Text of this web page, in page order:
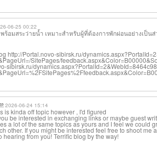
06-25 00:22
ร้อมสระว่ายน้ำ เหมาะสำหรับผู้ที่ต้องการพักผ่อนอย่างเป็น
http://Portal.novo-sibirsk.ru/
SitePages/
sibirsk.ru/
2026-06-24 15:14
is kinda off topic however , I'd figured
be interested in exchanging links or maybe guest
a lot of the same topics as yours and I feel we could
other. If you might be interested feel free to shoot me
hearing from you! Terrific blog by the way!